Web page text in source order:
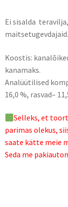
Ei sisalda
maitsetugevdajaid.
Koostis:
kanamaks.
Analüütilised
16,0 %, rasvad–
Selleks, et
parimas olekus,
saate kätte meie
Seda me